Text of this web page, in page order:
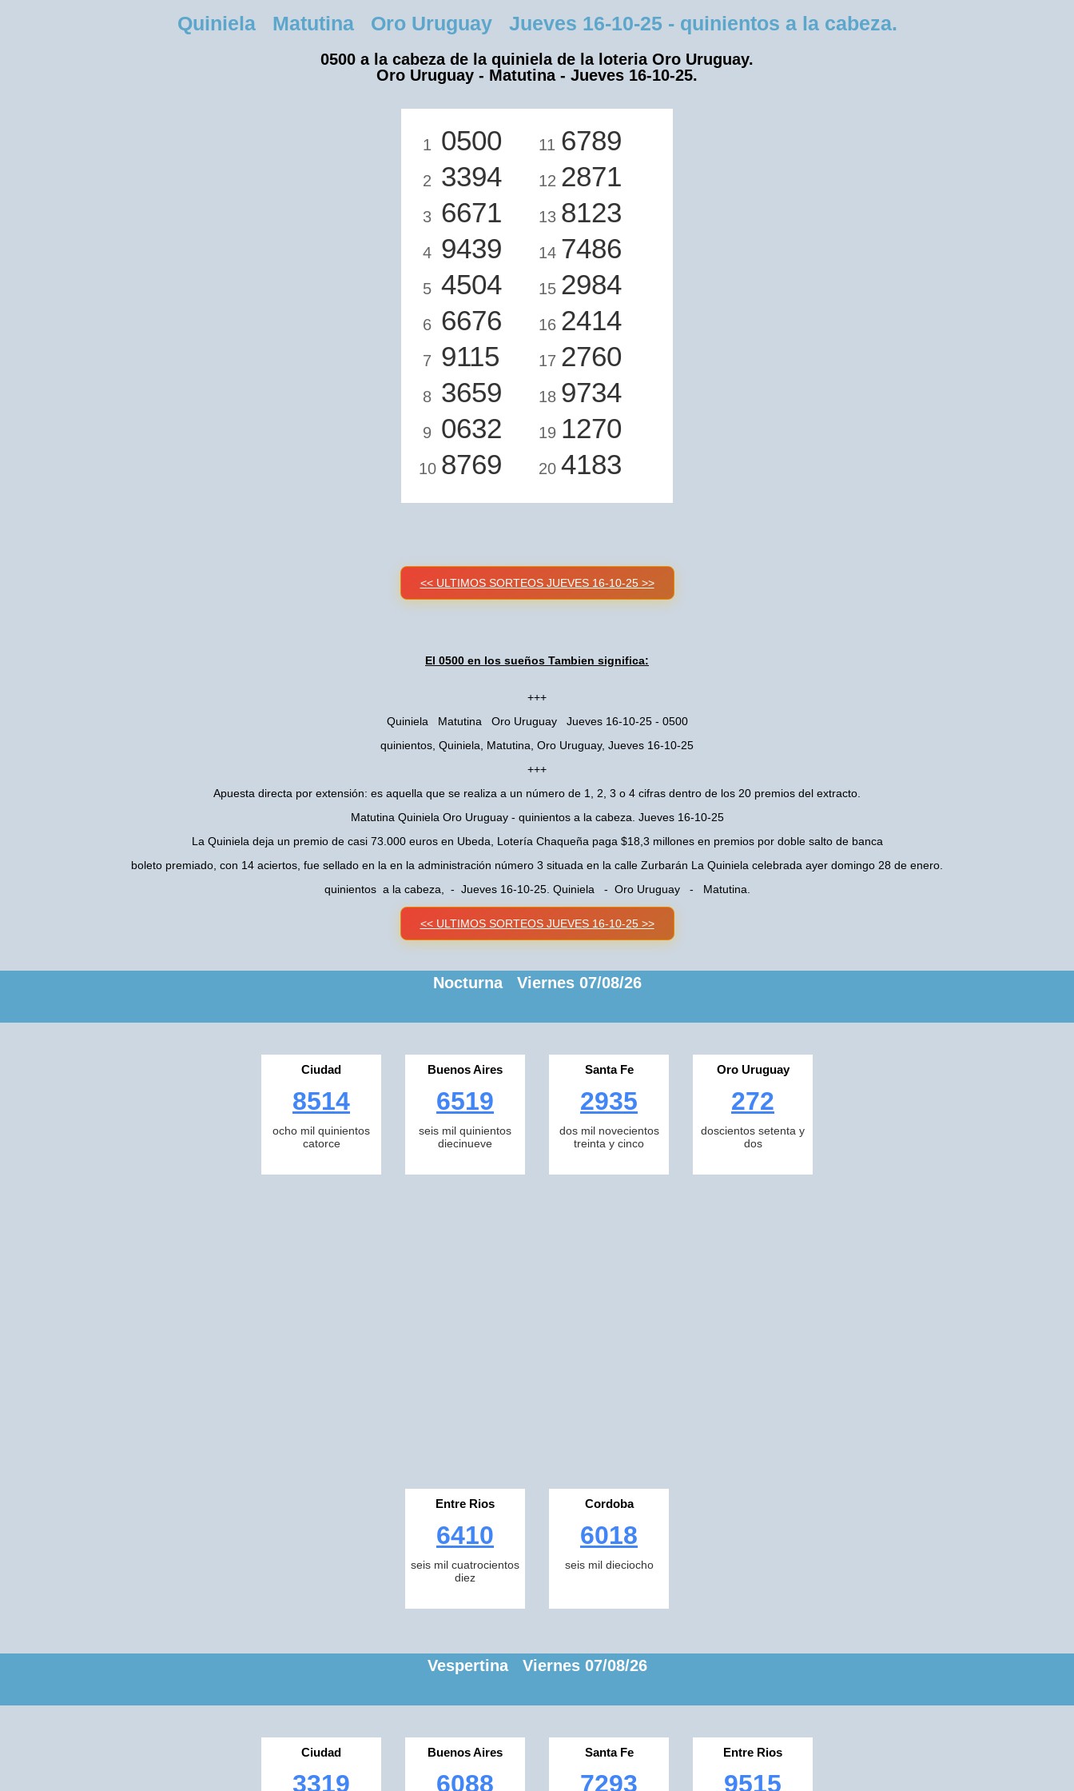
Quiniela Matutina Oro Uruguay Jueves 16-10-25 - quinientos a la cabeza.
0500 a la cabeza de la quiniela de la loteria Oro Uruguay.
Oro Uruguay - Matutina - Jueves 16-10-25.
1 0500
2 3394
3 6671
4 9439
5 4504
6 6676
7 9115
8 3659
9 0632
10 8769
11 6789
12 2871
13 8123
14 7486
15 2984
16 2414
17 2760
18 9734
19 1270
20 4183
<< ULTIMOS SORTEOS JUEVES 16-10-25 >>
El 0500 en los sueños Tambien significa:
+++
Quiniela Matutina Oro Uruguay Jueves 16-10-25 - 0500
quinientos, Quiniela, Matutina, Oro Uruguay, Jueves 16-10-25
+++
Apuesta directa por extensión: es aquella que se realiza a un número de 1, 2, 3 o 4 cifras dentro de los 20 premios del extracto.
Matutina Quiniela Oro Uruguay - quinientos a la cabeza. Jueves 16-10-25
La Quiniela deja un premio de casi 73.000 euros en Ubeda, Lotería Chaqueña paga $18,3 millones en premios por doble salto de banca
boleto premiado, con 14 aciertos, fue sellado en la en la administración número 3 situada en la calle Zurbarán La Quiniela celebrada ayer domingo 28 de enero.
quinientos a la cabeza, - Jueves 16-10-25. Quiniela - Oro Uruguay - Matutina.
<< ULTIMOS SORTEOS JUEVES 16-10-25 >>
Nocturna Viernes 07/08/26
Ciudad
8514
ocho mil quinientos
catorce
Buenos Aires
6519
seis mil quinientos
diecinueve
Santa Fe
2935
dos mil novecientos
treinta y cinco
Oro Uruguay
272
doscientos setenta y
dos
Entre Rios
6410
seis mil cuatrocientos
diez
Cordoba
6018
seis mil dieciocho
Vespertina Viernes 07/08/26
Ciudad
3319
Buenos Aires
6088
Santa Fe
7293
Entre Rios
9515